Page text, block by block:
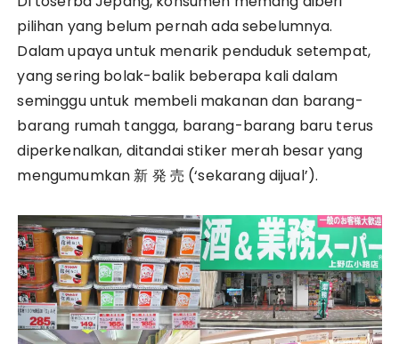
pilihan yang belum pernah ada sebelumnya.
Dalam upaya untuk menarik penduduk setempat,
yang sering bolak-balik beberapa kali dalam
seminggu untuk membeli makanan dan barang-
barang rumah tangga, barang-barang baru terus
diperkenalkan, ditandai stiker merah besar yang
mengumumkan 新 発 売 (‘sekarang dijual’).